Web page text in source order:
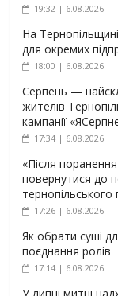
19:32 | 6.08.2026
На
для окремих
18:00 | 6.08.2026
Серпень —
жителів
кампанії
17:34 | 6.08.2026
«Після
повернутися до
тернопільського
17:26 | 6.08.2026
Як обрати суші
поєднання ролів
17:14 | 6.08.2026